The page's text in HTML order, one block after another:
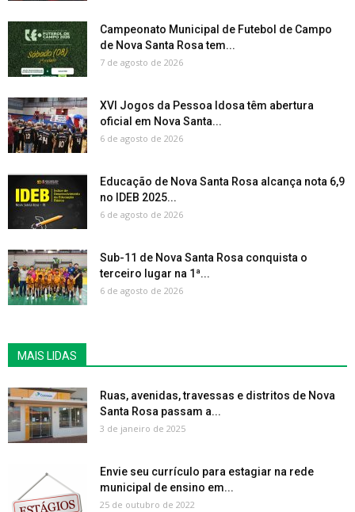
Campeonato Municipal de Futebol de Campo
de Nova Santa Rosa tem...
7 de agosto de 2026
XVI Jogos da Pessoa Idosa têm abertura
oficial em Nova Santa...
6 de agosto de 2026
Educação de Nova Santa Rosa alcança nota 6,9
no IDEB 2025...
6 de agosto de 2026
Sub-11 de Nova Santa Rosa conquista o
terceiro lugar na 1ª...
6 de agosto de 2026
MAIS LIDAS
Ruas, avenidas, travessas e distritos de Nova
Santa Rosa passam a...
3 de janeiro de 2025
Envie seu currículo para estagiar na rede
municipal de ensino em...
25 de outubro de 2022